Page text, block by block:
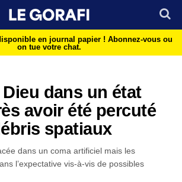
en journal papier ! Abonnez-vous ou
on tue votre chat.
Dieu dans un état
avoir été percuté
spatiaux
dans un coma artificiel mais les
l’expectative vis-à-vis de possibles